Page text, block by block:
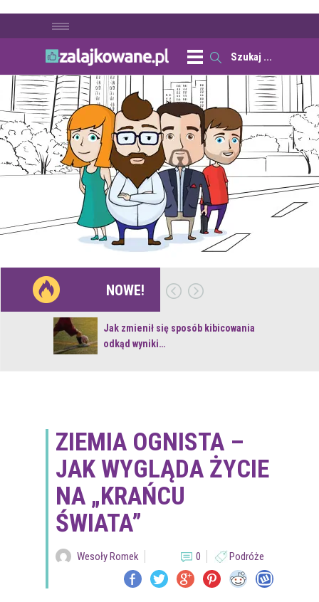
NOWE!
Jak zmienił się sposób kibicowania
odkąd wyniki…
ZIEMIA OGNISTA –
JAK WYGLĄDA ŻYCIE
NA „KRAŃCU
ŚWIATA”
Wesoły Romek 0 Podróże